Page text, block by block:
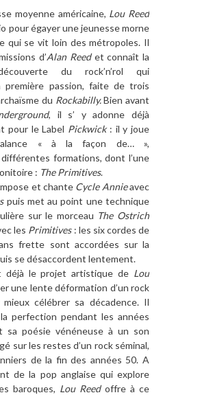
moyenne américaine, Lou Reed
pour égayer une jeunesse morne
qui se vit loin des métropoles. Il
d’Alan Reedet connaît la
du rock’n’rol qui
première passion, faite de trois
du Rockabilly.Bien avant
, il s’ y adonne déjà
pour le Label Pickwick: il y joue
« à la façon de… »,
formations, dont l’une
: The Primitives.
et chanteCycle Annieavec
puis met au point une technique
sur le morceau The Ostrich
les Primitives : les six cordes de
frette sont accordées sur la
se désaccordent lentement.
déjà le projet artistique de Lou
une lente déformation d’un rock
célébrer sa décadence. Il
la perfection pendant les années
sa poésie vénéneuse à un son
sur les restes d’un rock séminal,
de la fin des années 50. A
de la pop anglaise qui explore
baroques, Lou Reedoffre à ce